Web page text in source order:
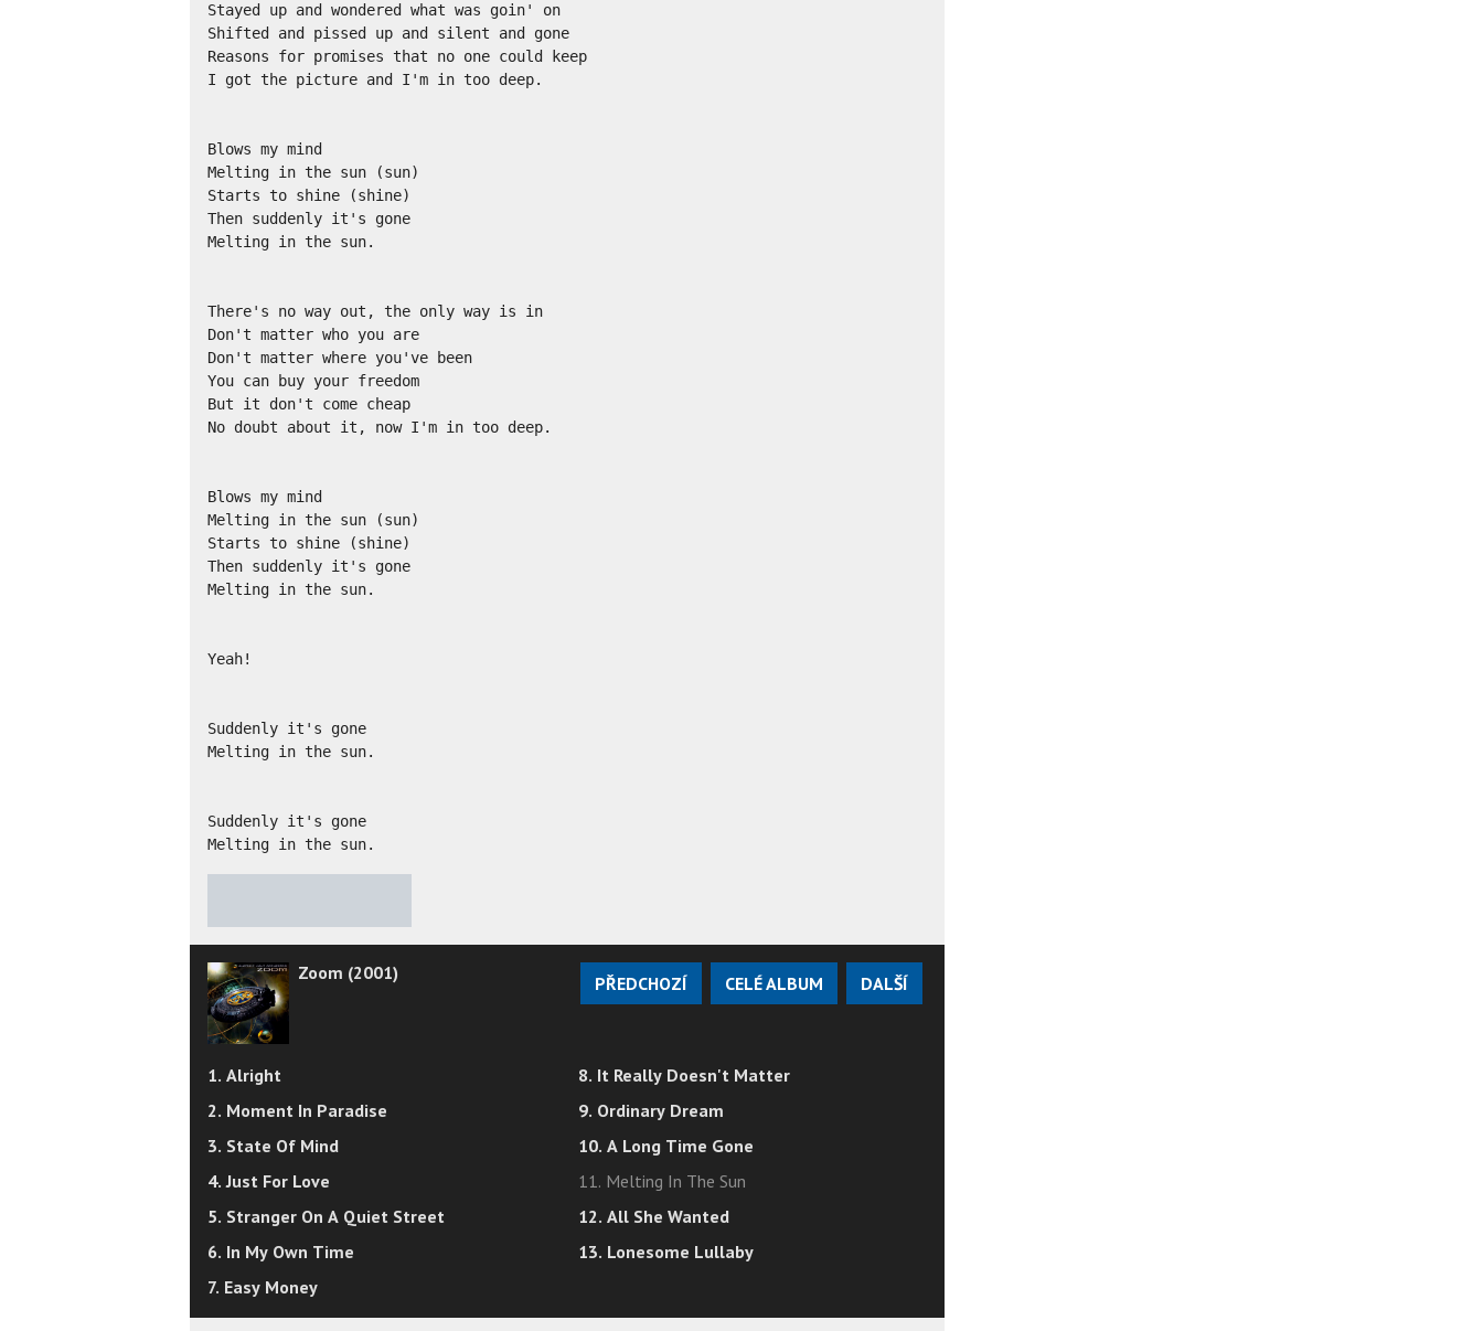
Stayed up and wondered what was goin' on
Shifted and pissed up and silent and gone
Reasons for promises that no one could keep
I got the picture and I'm in too deep.
Blows my mind
Melting in the sun (sun)
Starts to shine (shine)
Then suddenly it's gone
Melting in the sun.
There's no way out, the only way is in
Don't matter who you are
Don't matter where you've been
You can buy your freedom
But it don't come cheap
No doubt about it, now I'm in too deep.
Blows my mind
Melting in the sun (sun)
Starts to shine (shine)
Then suddenly it's gone
Melting in the sun.
Yeah!
Suddenly it's gone
Melting in the sun.
Suddenly it's gone
Melting in the sun.
Zoom (2001) PŘEDCHOZÍ CELÉ ALBUM DALŠÍ
1. Alright
2. Moment In Paradise
3. State Of Mind
4. Just For Love
5. Stranger On A Quiet Street
6. In My Own Time
7. Easy Money
8. It Really Doesn't Matter
9. Ordinary Dream
10. A Long Time Gone
11. Melting In The Sun
12. All She Wanted
13. Lonesome Lullaby